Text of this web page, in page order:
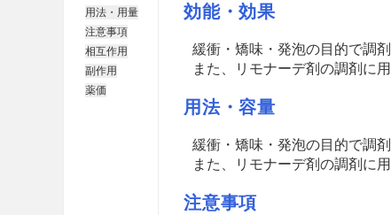
用法・用量
注意事項
相互作用
副作用
薬価
効能・効果
緩衝・矯味・発泡の目的で調剤
また、リモナーデ剤の調剤に用
用法・容量
緩衝・矯味・発泡の目的で調剤
また、リモナーデ剤の調剤に用
注意事項